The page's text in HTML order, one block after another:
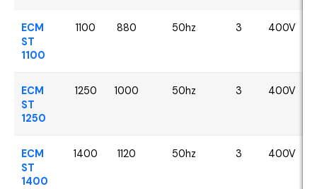
ECM
ST
1100
1100 880 50hz 3 400V
ECM
ST
1250
1250 1000 50hz 3 400V
ECM
ST
1400
1400 1120 50hz 3 400V